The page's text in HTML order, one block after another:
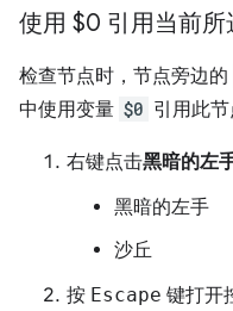
使用 $0 引用当前所
检查节点时，节点旁边的
中使用变量 $0 引用此节
右键点击黑暗的左
黑暗的左手
沙丘
按 Escape 键打开